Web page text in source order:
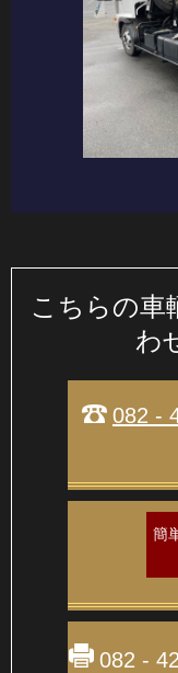
こちらの車
わ
082 -
簡
082 -